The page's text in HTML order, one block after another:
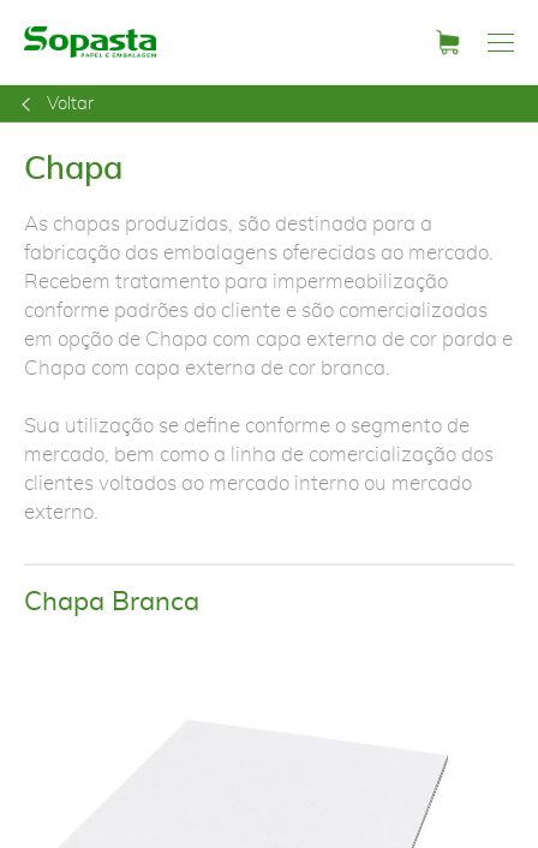
Chapa
Voltar
As chapas produzidas, são destinada para a
fabricação das embalagens oferecidas ao mercado.
Recebem tratamento para impermeabilização
conforme padrões do cliente e são comercializadas
em opção de Chapa com capa externa de cor parda e
Chapa com capa externa de cor branca.
Sua utilização se define conforme o segmento de
mercado, bem como a linha de comercialização dos
clientes voltados ao mercado interno ou mercado
externo.
Chapa Branca